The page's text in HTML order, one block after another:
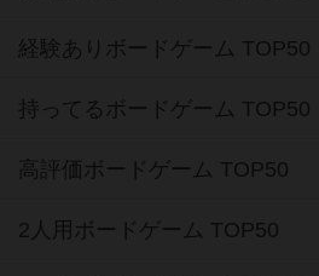
経験ありボードゲーム TOP50
持ってるボードゲーム TOP50
高評価ボードゲーム TOP50
2人用ボードゲーム TOP50